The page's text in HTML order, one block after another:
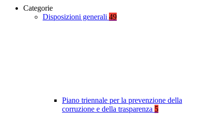
Categorie
Disposizioni generali 49
Piano triennale per la prevenzione della
corruzione e della trasparenza 5